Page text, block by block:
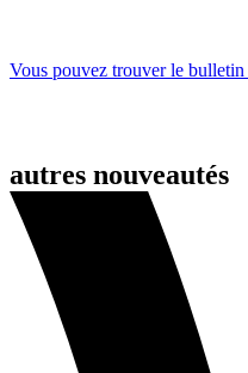
Vous pouvez trouver le
autres nouveautés